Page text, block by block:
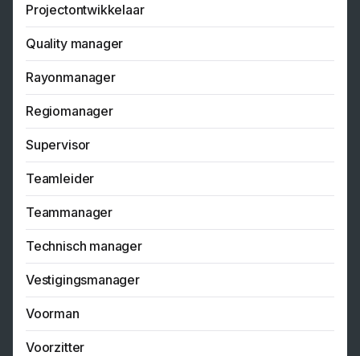
Projectontwikkelaar
Quality manager
Rayonmanager
Regiomanager
Supervisor
Teamleider
Teammanager
Technisch manager
Vestigingsmanager
Voorman
Voorzitter